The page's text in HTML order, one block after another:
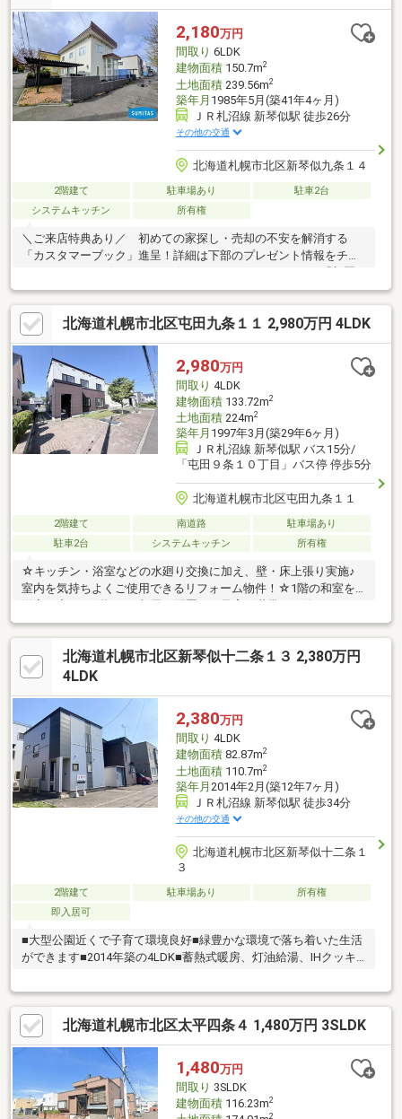
前面道路も約１８ｍの公道に接しており、コンビニやドラックス
トア、家電量販店などの周辺施設も充実！
2,180万円
間取り 6LDK
建物面積150.7m2
土地面積239.56m2
築年月 1985年5月(築41年4ヶ月)
ＪＲ札沼線 新琴似駅 徒歩26分
その他の交通
北海道札幌市北区新琴似九条１４
2階建て 駐車場あり
駐車2台
システムキッチン
所有権
＼ご来店特典あり／ 初めての家探し・売却の不安を解消する
「カスタマーブック」進呈！詳細は下部のプレゼント情報をチェ
似9条14丁目』のオススメＰＯＩＮＴ！・…━━━☆・…
━━━☆・…━━━☆・…━━━☆■6LDK・建物約45坪の間取
り。大家族や二世帯、テレワークルームや趣味の部屋など、ライ
フスタイルに合わせた活用が可能です■ゆったりとした敷地に
は、冬の積雪時にも心強い「車庫」と「カーポート」を完備。
■「新琴似西公園」まで徒歩1分。緑豊かで穏やかなロケーション
です。■徒歩圏内に銀行やスーパーあり。
北海道札幌市北区屯田九条１１ 2,980万円 4LDK
2,980万円
間取り 4LDK
建物面積133.72m2
土地面積224m2
築年月 1997年3月(築29年6ヶ月)
ＪＲ札沼線 新琴似駅 バス15分/
「屯田９条１０丁目」バス停 停歩5分
北海道札幌市北区屯田九条１１
2階建て 南道路
駐車場あり
駐車2台
システムキッチン 所有権
☆キッチン・浴室などの水廻り交換に加え、壁・床上張り実施♪
室内を気持ちよくご使用できるリフォーム物件！☆1階の和室を
りある間取り♪☆駐車場2台可能♪☆毎日の生活に欠かせないスー
パーやコンビニが徒歩10分圏内！利便性の高い住環境が魅力♪～
リフォーム内容～・屋根塗装・給水管交換・ボイラー交換・洗濯
水栓交換・暖房器交換・スイッチ・コンセント交換・窓枠コーキ
スドゥ清田平岡 TEL：011-887-7462 までお気軽にどうぞ(^^)/
北海道札幌市北区新琴似十二条１３ 2,380万円
4LDK
2,380万円
間取り 4LDK
建物面積82.87m2
土地面積110.7m2
築年月 2014年2月(築12年7ヶ月)
ＪＲ札沼線 新琴似駅 徒歩34分
その他の交通
北海道札幌市北区新琴似十二条１
３
2階建て 駐車場あり
所有権
即入居可
■大型公園近くで子育て環境良好■緑豊かな環境で落ち着いた生活
ができます■2014年築の4LDK■蓄熱式暖房、灯油給湯、IHクッキ
北海道札幌市北区太平四条４ 1,480万円 3SLDK
1,480万円
間取り 3SLDK
建物面積116.23m2
2